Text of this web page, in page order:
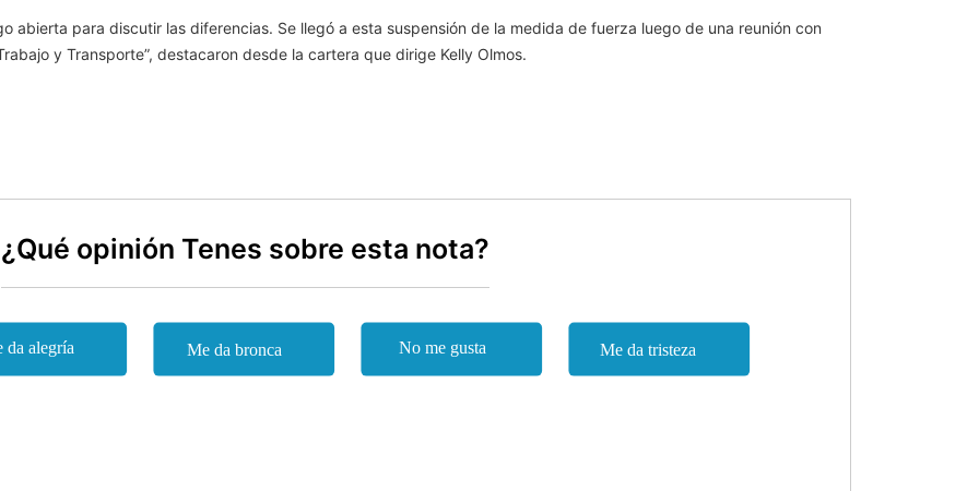
abierta para discutir las diferencias. Se llegó a esta suspensión de la medida de fuerza luego de una reunión con
y Transporte”, destacaron desde la cartera que dirige Kelly Olmos.
¿Qué opinión Tenes sobre esta nota?